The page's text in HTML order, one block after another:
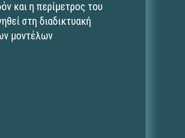
και η περίμετρος του
στη διαδικτυακή
μοντέλων